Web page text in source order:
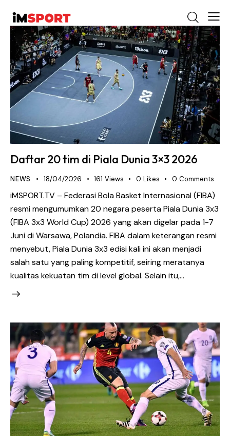
Daftar 20 tim di Piala Dunia 3×3 2026
NEWS 18/04/2026 161 Views 0 Likes 0 Comments
iMSPORT.TV – Federasi Bola Basket Internasional (FIBA)
resmi mengumumkan 20 negara peserta Piala Dunia 3x3
(FIBA 3x3 World Cup) 2026 yang akan digelar pada 1-7
Juni di Warsawa, Polandia. FIBA dalam keterangan resmi
menyebut, Piala Dunia 3x3 edisi kali ini akan menjadi
salah satu yang paling kompetitif, seiring meratanya
kualitas kekuatan tim di level global. Selain itu,…